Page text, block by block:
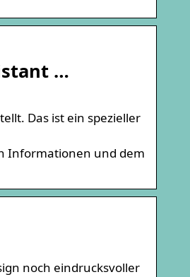
…
Das ist ein spezieller
Informationen und dem
noch eindrucksvoller